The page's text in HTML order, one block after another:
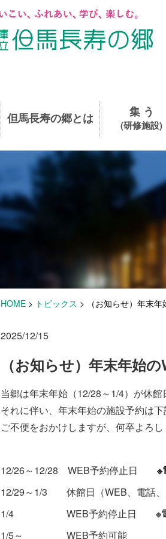
但馬長寿の郷とは 集 う
(研修施設)
HOME > トピックス > （お知らせ）年末
2025/12/15
（お知らせ）年末年始
当郷は年末年始（12/28～1/4）が休館
それに伴い、年末年始の施設予約は
ご不便をおかけしますが、何卒よろ
12/26～12/28 WEB予約停止日 ※
12/29～1/3 休館日（WEB、電話、
1/4 WEB予約停止日 ※
1/5～ WEB予約可能